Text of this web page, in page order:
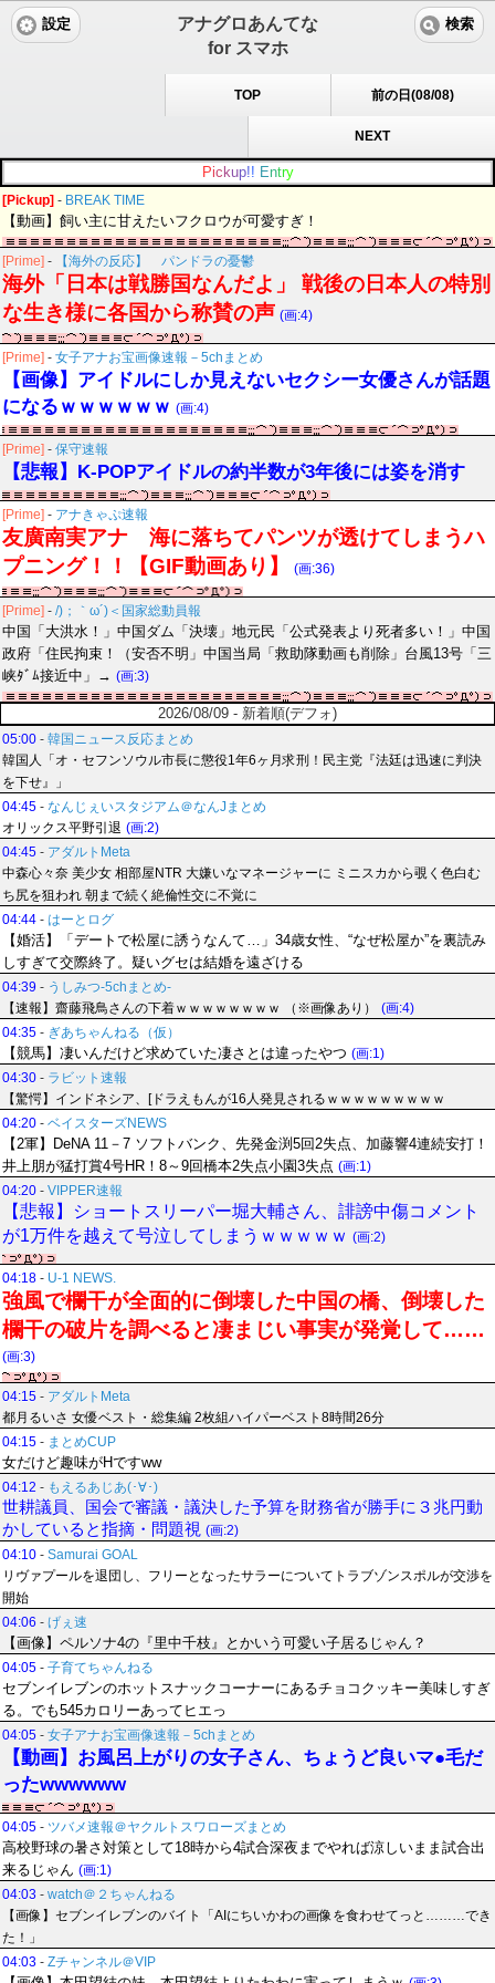
アナグロあんてな
for スマホ
設定 検索
TOP 前の日(08/08)
NEXT
Pic kup!! Entry
[Pickup] - BREAK TIME
【動画】飼い主に甘えたいフクロウが可愛すぎ！
[Prime] - 【海外の反応】 パンドラの憂鬱
海外「日本は戦勝国なんだよ」 戦後の日本人の特別
な生き様に各国から称賛の声 (画:4)
[Prime] - 女子アナお宝画像速報－5chまとめ
【画像】アイドルにしか見えないセクシー女優さんが話題
になるｗｗｗｗｗｗ (画:4)
[Prime] - 保守速報
【悲報】K-POPアイドルの約半数が3年後には姿を消す
[Prime] - アナきゃぷ速報
友廣南実アナ 海に落ちてパンツが透けてしまうハ
プニング！！【GIF動画あり】
(画:36)
[Prime] - /)；｀ω´)＜国家総動員報
中国「大洪水！」中国ダム「決壊」地元民「公式発表より死者多い！」中国
政府「住民拘束！（安否不明」中国当局「救助隊動画も削除」台風13号「三
峡ﾀﾞﾑ接近中」→ (画:3)
2026/08/09 - 新着順(デフォ)
05:00 - 韓国ニュース反応まとめ
韓国人「オ・セフンソウル市長に懲役1年6ヶ月求刑！民主党『法廷は迅速に判決
を下せ』」
04:45 - なんじぇいスタジアム＠なんJまとめ
オリックス平野引退 (画:2)
04:45 - アダルトMeta
中森心々奈 美少女 相部屋NTR 大嫌いなマネージャーに ミニスカから覗く色白む
ち尻を狙われ 朝まで続く絶倫性交に不覚に
04:44 - はーとログ
【婚活】「デートで松屋に誘うなんて…」34歳女性、“なぜ松屋か”を裏読み
しすぎて交際終了。疑いグセは結婚を遠ざける
04:39 - うしみつ-5chまとめ-
【速報】齋藤飛鳥さんの下着ｗｗｗｗｗｗｗｗ （※画像あり）
(画:4)
04:35 - ぎあちゃんねる（仮）
【競馬】凄いんだけど求めていた凄さとは違ったやつ (画:1)
04:30 - ラビット速報
【驚愕】インドネシア、[ドラえもんが16人発見されるｗｗｗｗｗｗｗｗｗ
04:20 - ベイスターズNEWS
【2軍】DeNA 11－7 ソフトバンク、先発金渕5回2失点、加藤響4連続安打！
井上朋が猛打賞4号HR！8～9回橋本2失点小園3失点 (画:1)
04:20 - VIPPER速報
【悲報】ショートスリーパー堀大輔さん、誹謗中傷コメント
が1万件を越えて号泣してしまうｗｗｗｗｗ (画:2)
04:18 - U-1 NEWS.
強風で欄干が全面的に倒壊した中国の橋、倒壊した
欄干の破片を調べると凄まじい事実が発覚して……
(画:3)
04:15 - アダルトMeta
都月るいさ 女優ベスト・総集編 2枚組ハイパーベスト8時間26分
04:15 - まとめCUP
女だけど趣味がHですww
04:12 - もえるあじあ(･∀･)
世耕議員、国会で審議・議決した予算を財務省が勝手に３兆円動
かしていると指摘・問題視 (画:2)
04:10 - Samurai GOAL
リヴァプールを退団し、フリーとなったサラーについてトラブゾンスポルが交渉を
開始
04:06 - げぇ速
【画像】ペルソナ4の『里中千枝』とかいう可愛い子居るじゃん？
04:05 - 子育てちゃんねる
セブンイレブンのホットスナックコーナーにあるチョコクッキー美味しすぎ
る。でも545カロリーあってヒエっ
04:05 - 女子アナお宝画像速報－5chまとめ
【動画】お風呂上がりの女子さん、ちょうど良いマ●毛だ
ったwwwwww
04:05 - ツバメ速報＠ヤクルトスワローズまとめ
高校野球の暑さ対策として18時から4試合深夜までやれば涼しいまま試合出
来るじゃん (画:1)
04:03 - watch＠２ちゃんねる
【画像】セブンイレブンのバイト「AIにちいかわの画像を食わせてっと………でき
た！」
04:03 - Zチャンネル＠VIP